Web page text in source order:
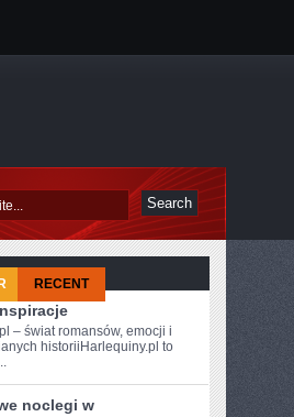
RECENT
– świat romansów, emocji i
historiiHarlequiny.pl to
noclegi w